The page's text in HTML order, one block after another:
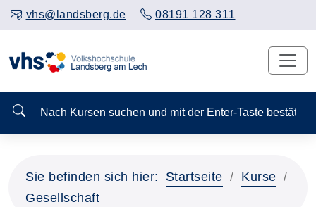
vhs@landsberg.de 08191 128 311
Nach Kursen suchen und mit der Enter-Taste
Sie befinden sich hier: Startseite
Kurse
Gesellschaft